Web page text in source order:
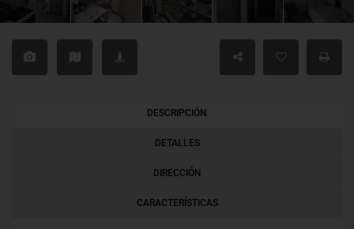
DESCRIPCIÓN
DETALLES
DIRECCIÓN
CARACTERÍSTICAS